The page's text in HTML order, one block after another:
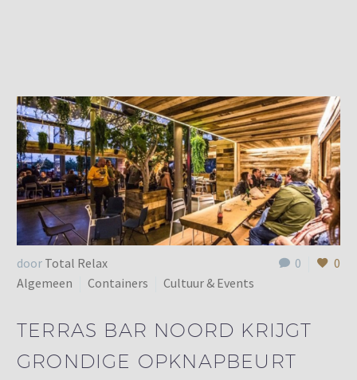
0 0
door Total Relax
Algemeen
Containers Cultuur & Events
TERRAS BAR NOORD KRIJGT
GRONDIGE OPKNAPBEURT